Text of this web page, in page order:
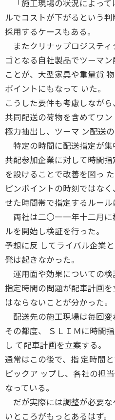
「施工現場の状況によって
ルでコストが下がるという
採用するケースもある。
またクリナップロジスティ
ゴとなる自社製品でツーマ
ことが、大型家具や重量貨
ポイントにもなって いた。
こうした要件も考慮しなが
共同配送の荷物を含めてワ
極力抽出し、ツーマ ン配送の
特定の時間に配送指定が集
共配参加企業に対して時間
を設けることで改善を図っ た
ピンポイントの時刻ではな
せた時間帯で指定するルール
両社は二〇一一年十二月
ルを開始し検証を行った。
予想に反 してライバル企業
発は起きなかった。
運用面や効果についての検
指定時間の問題が配車計画
はならないことが分かった。
配送先の施工現場は毎回変
その都度、 ＳＬＩＭに時間
し て配車計画を立案する。
通常はこの後で、指 定時間
ピックア ップし、各社の担
なっている。
だが実際には調整が必要
いところがもっとあるはず。